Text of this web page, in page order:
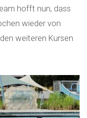
hofft nun, dass
wieder von
weiteren Kursen